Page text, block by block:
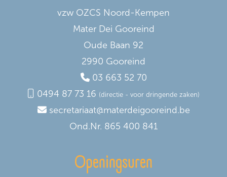
vzw OZCS Noord-Kempen
Mater Dei Gooreind
Oude Baan 92
2990 Gooreind
03 663 52 70
0494 87 73 16 (directie - voor dringende zaken)
secretariaat@materdeigooreind.be
Ond.Nr. 865 400 841
Openingsuren